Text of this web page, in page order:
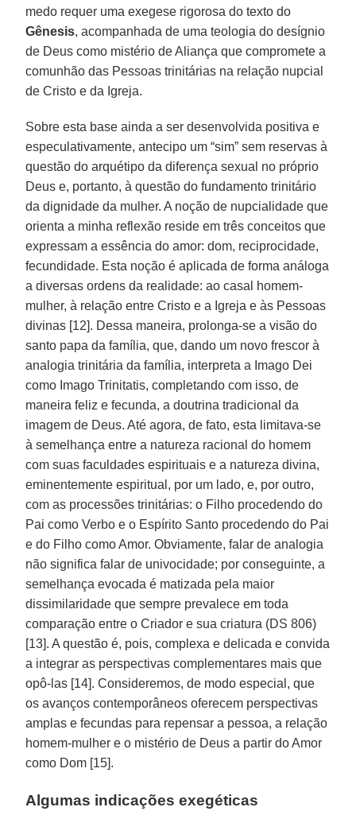
medo requer uma exegese rigorosa do texto do
Gênesis, acompanhada de uma teologia do desígnio
de Deus como mistério de Aliança que compromete a
comunhão das Pessoas trinitárias na relação nupcial
de Cristo e da Igreja.
Sobre esta base ainda a ser desenvolvida positiva e
especulativamente, antecipo um “sim” sem reservas à
questão do arquétipo da diferença sexual no próprio
Deus e, portanto, à questão do fundamento trinitário
da dignidade da mulher. A noção de nupcialidade que
orienta a minha reflexão reside em três conceitos que
expressam a essência do amor: dom, reciprocidade,
fecundidade. Esta noção é aplicada de forma análoga
a diversas ordens da realidade: ao casal homem-
mulher, à relação entre Cristo e a Igreja e às Pessoas
divinas [12]. Dessa maneira, prolonga-se a visão do
santo papa da família, que, dando um novo frescor à
analogia trinitária da família, interpreta a Imago Dei
como Imago Trinitatis, completando com isso, de
maneira feliz e fecunda, a doutrina tradicional da
imagem de Deus. Até agora, de fato, esta limitava-se
à semelhança entre a natureza racional do homem
com suas faculdades espirituais e a natureza divina,
eminentemente espiritual, por um lado, e, por outro,
com as processões trinitárias: o Filho procedendo do
Pai como Verbo e o Espírito Santo procedendo do Pai
e do Filho como Amor. Obviamente, falar de analogia
não significa falar de univocidade; por conseguinte, a
semelhança evocada é matizada pela maior
dissimilaridade que sempre prevalece em toda
comparação entre o Criador e sua criatura (DS 806)
[13]. A questão é, pois, complexa e delicada e convida
a integrar as perspectivas complementares mais que
opô-las [14]. Consideremos, de modo especial, que
os avanços contemporâneos oferecem perspectivas
amplas e fecundas para repensar a pessoa, a relação
homem-mulher e o mistério de Deus a partir do Amor
como Dom [15].
Algumas indicações exegéticas